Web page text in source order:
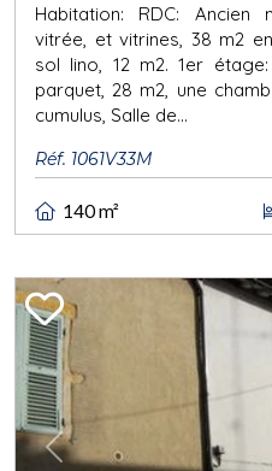
Habitation: RDC: Ancien
vitrée, et vitrines, 38 m2
sol lino, 12 m2. 1er
parquet, 28 m2, une
cumulus, Salle de...
Réf. 1061V33M
140 m²
Previous